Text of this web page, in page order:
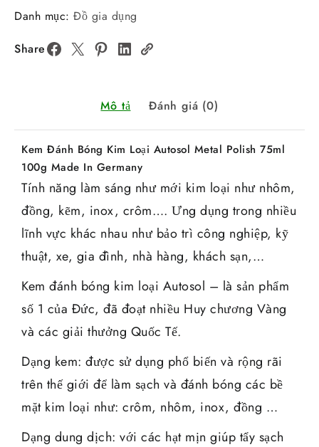
Danh mục: Đồ gia dụng
Share
Mô tả Đánh giá (0)
Kem Đánh Bóng Kim Loại Autosol Metal Polish 75ml
100g Made In Germany
Tính năng làm sáng như mới kim loại như nhôm,
đồng, kẽm, inox, crôm…. Ưng dụng trong nhiều
lĩnh vực khác nhau như bảo trì công nghiệp, kỹ
thuật, xe, gia đình, nhà hàng, khách sạn,…
Kem đánh bóng kim loại Autosol – là sản phẩm
số 1 của Đức, đã đoạt nhiều Huy chương Vàng
và các giải thưởng Quốc Tế.
Dạng kem: được sử dụng phổ biến và rộng rãi
trên thế giới để làm sạch và đánh bóng các bề
mặt kim loại như: crôm, nhôm, inox, đồng …
Dạng dung dịch: với các hạt mịn giúp tẩy sạch